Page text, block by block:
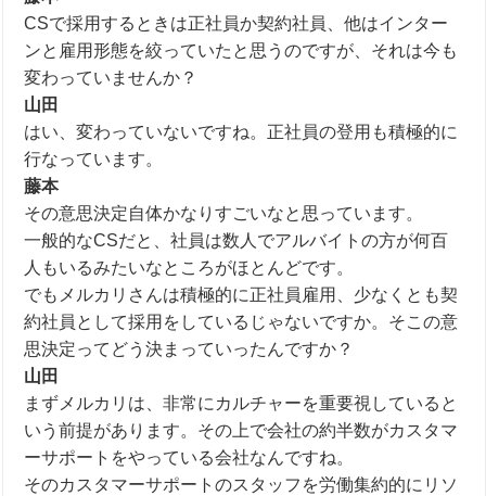
CSで採用するときは正社員か契約社員、他はインター
ンと雇用形態を絞っていたと思うのですが、それは今も
変わっていませんか？
山田
はい、変わっていないですね。正社員の登用も積極的に
行なっています。
藤本
その意思決定自体かなりすごいなと思っています。
一般的なCSだと、社員は数人でアルバイトの方が何百
人もいるみたいなところがほとんどです。
でもメルカリさんは積極的に正社員雇用、少なくとも契
約社員として採用をしているじゃないですか。そこの意
思決定ってどう決まっていったんですか？
山田
まずメルカリは、非常にカルチャーを重要視していると
いう前提があります。 その上で会社の約半数がカスタマ
ーサポートをやっている会社なんですね。
そのカスタマーサポートのスタッフを労働集約的にリソ